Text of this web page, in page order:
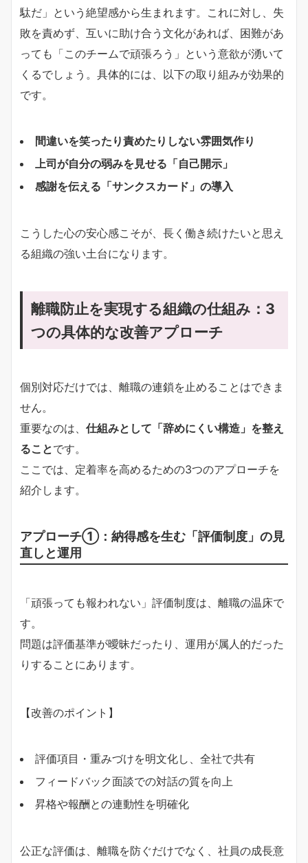
駄だ」という絶望感から生まれます。これに対し、失
敗を責めず、互いに助け合う文化があれば、困難があ
っても「このチームで頑張ろう」という意欲が湧いて
くるでしょう。具体的には、以下の取り組みが効果的
です。
間違いを笑ったり責めたりしない雰囲気作り
上司が自分の弱みを見せる「自己開示」
感謝を伝える「サンクスカード」の導入
こうした心の安心感こそが、長く働き続けたいと思え
る組織の強い土台になります。
離職防止を実現する組織の仕組み：3
つの具体的な改善アプローチ
個別対応だけでは、離職の連鎖を止めることはできま
せん。
重要なのは、 仕組みとして「辞めにくい構造」を整え
ることです。
ここでは、定着率を高めるための3つのアプローチを
紹介します。
アプローチ①：納得感を生む「評価制度」の見
直しと運用
「頑張っても報われない」評価制度は、離職の温床で
す。
問題は評価基準が曖昧だったり、運用が属人的だった
りすることにあります。
【改善のポイント】
評価項目・重みづけを明文化し、全社で共有
フィードバック面談での対話の質を向上
昇格や報酬との連動性を明確化
公正な評価は、離職を防ぐだけでなく、社員の成長意